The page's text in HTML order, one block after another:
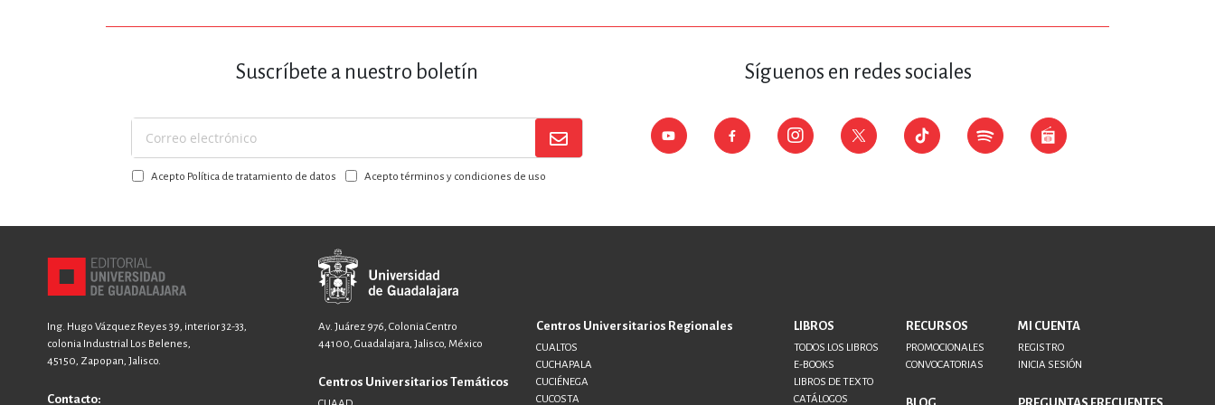
Suscríbete a nuestro boletín
Suscríbase
a
nuestroAcepto Política de tratamiento de datos Acepto términos y condiciones de uso
Síguenos en redes sociales
Ing. Hugo Vázquez Reyes 39, interior 32-33,
colonia Industrial Los Belenes,
45150, Zapopan, Jalisco.
Contacto:
Av. Juárez 976, Colonia Centro
44100, Guadalajara, Jalisco, México
Centros Universitarios Temáticos
Centros Universitarios Regionales
CUALTOS
CUCHAPALA
CUCIÉNEGA
CUCOSTA
LIBROS
TODOS LOS LIBROS
E-BOOKS
LIBROS DE TEXTO
CATÁLOGOS
RECURSOS
PROMOCIONALES
CONVOCATORIAS
MI CUENTA
REGISTRO
INICIA SESIÓN